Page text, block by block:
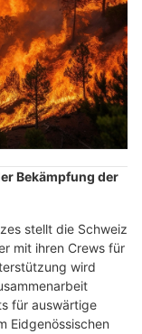
Bekämpfung der
stellt die Schweiz
mit ihren Crews für
wird
für auswärtige
Eidgenössischen